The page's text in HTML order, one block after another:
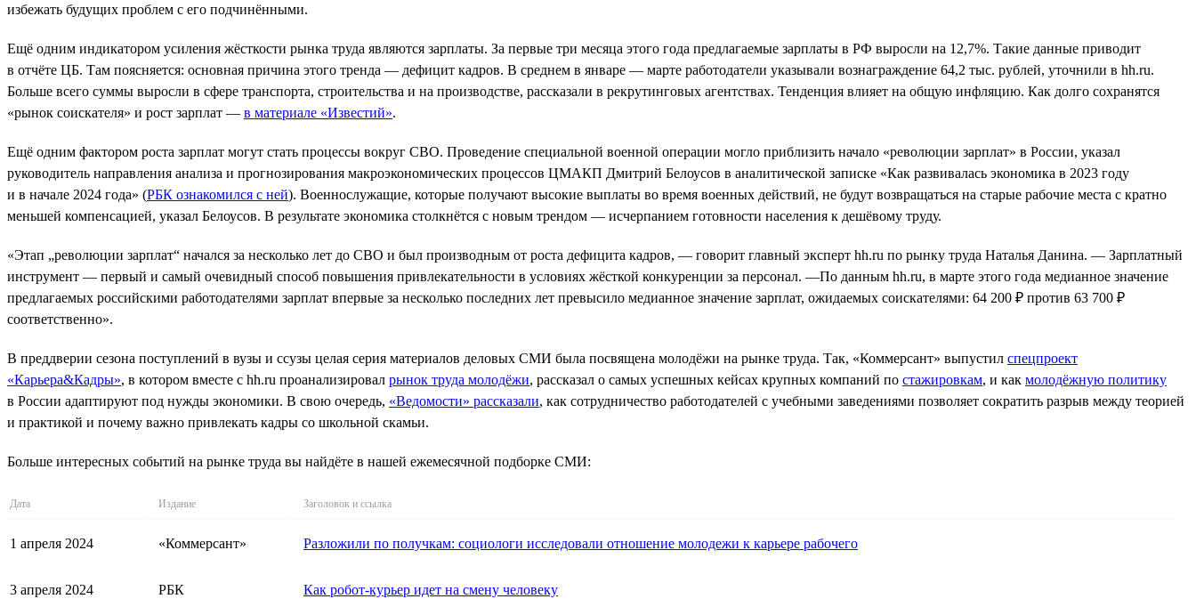
избежать будущих проблем с его подчинёнными.
Ещё одним индикатором усиления жёсткости рынка труда являются зарплаты. За первые три месяца этого года предлагаемые зарплаты в РФ выросли на 12,7%. Такие данные приводит
в отчёте ЦБ. Там поясняется: основная причина этого тренда — дефицит кадров. В среднем в январе — марте работодатели указывали вознаграждение 64,2 тыс. рублей, уточнили в hh.ru.
Больше всего суммы выросли в сфере транспорта, строительства и на производстве, рассказали в рекрутинговых агентствах. Тенденция влияет на общую инфляцию. Как долго сохранятся
«рынок соискателя» и рост зарплат — в материале «Известий».
Ещё одним фактором роста зарплат могут стать процессы вокруг СВО. Проведение специальной военной операции могло приблизить начало «революции зарплат» в России, указал
руководитель направления анализа и прогнозирования макроэкономических процессов ЦМАКП Дмитрий Белоусов в аналитической записке «Как развивалась экономика в 2023 году
и в начале 2024 года» (РБК ознакомился с ней). Военнослужащие, которые получают высокие выплаты во время военных действий, не будут возвращаться на старые рабочие места с кратно
меньшей компенсацией, указал Белоусов. В результате экономика столкнётся с новым трендом — исчерпанием готовности населения к дешёвому труду.
«Этап „революции зарплат“ начался за несколько лет до СВО и был производным от роста дефицита кадров, — говорит главный эксперт hh.ru по рынку труда Наталья Данина. — Зарплатный
инструмент — первый и самый очевидный способ повышения привлекательности в условиях жёсткой конкуренции за персонал. —По данным hh.ru, в марте этого года медианное значение
предлагаемых российскими работодателями зарплат впервые за несколько последних лет превысило медианное значение зарплат, ожидаемых соискателями: 64 200 ₽ против 63 700 ₽
соответственно».
В преддверии сезона поступлений в вузы и ссузы целая серия материалов деловых СМИ была посвящена молодёжи на рынке труда. Так, «Коммерсант» выпустил спецпроект
«Карьера&Кадры», в котором вместе с hh.ru проанализировал рынок труда молодёжи, рассказал о самых успешных кейсах крупных компаний по стажировкам, и как молодёжную политику
в России адаптируют под нужды экономики. В свою очередь, «Ведомости» рассказали, как сотрудничество работодателей с учебными заведениями позволяет сократить разрыв между теорией
и практикой и почему важно привлекать кадры со школьной скамьи.
Больше интересных событий на рынке труда вы найдёте в нашей ежемесячной подборке СМИ:
Дата Издание Заголовок и ссылка
1 апреля 2024 «Коммерсант» Разложили по получкам: социологи исследовали отношение молодежи к карьере рабочего
3 апреля 2024 РБК Как робот-курьер идет на смену человеку